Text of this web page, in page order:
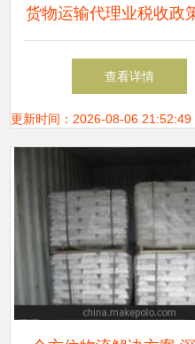
货物运输代理业税收政
以仓储服务为切入点（
版）
查看详情
更新时间：2026-08-06 21:52:49